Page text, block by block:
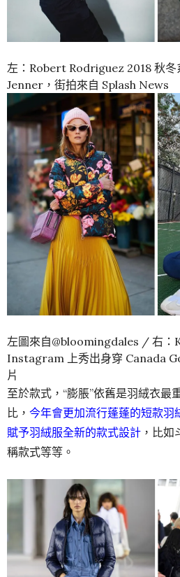
左：Robert Rodriguez 2018 秋
Jenner，街拍來自 Splash News
左圖來自@bloomingdales / 右：
Instagram 上秀出身穿 Canada
片
至於款式，“膨脹”依舊是羽絨衣最
比， 今年會更加流行蓬蓬的短款羽
賦予羽絨服全新的款式設計 ，比
稱款式等等。